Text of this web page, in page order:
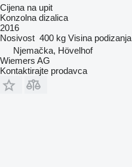
Cijena na upit
Konzolna dizalica
2016
Nosivost 400 kg Visina podizanja
Njemačka, Hövelhof
Wiemers AG
Kontaktirajte prodavca